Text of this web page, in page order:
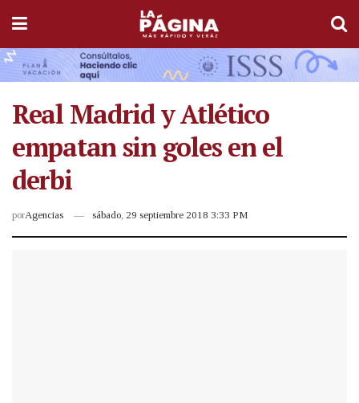
Real Madrid y Atlético
empatan sin goles en el
derbi
porAgencias sábado, 29 septiembre 2018 3:33 PM